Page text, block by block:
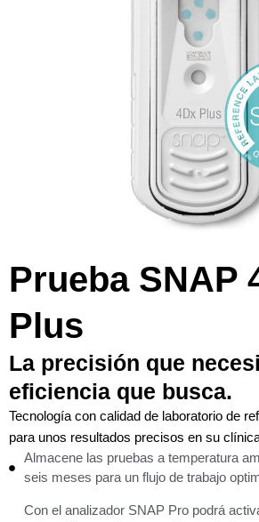
Prueba SNAP
Plus
La precisión que
eficiencia que busca.
Tecnología con calidad de laboratorio de
para unos resultados precisos en su
Almacene las pruebas a temperatura
seis meses para un flujo de trabajo
Con el analizador SNAP Pro podrá